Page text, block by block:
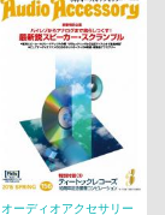
オーディオアクセサリー